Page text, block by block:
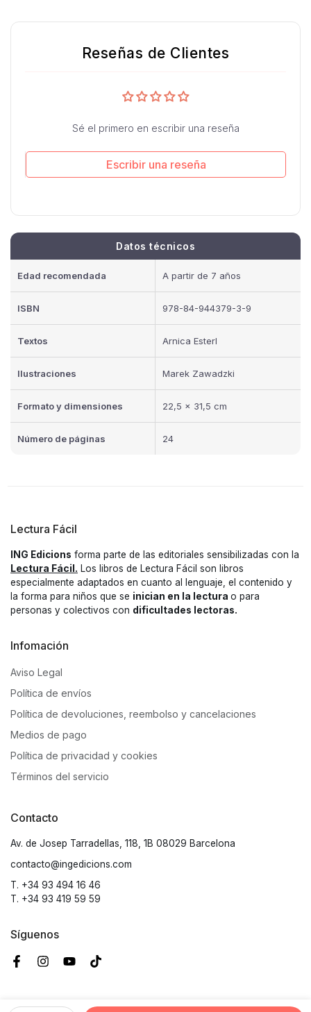
Reseñas de Clientes
Sé el primero en escribir una reseña
Escribir una reseña
Datos técnicos
Edad recomendada A partir de 7 años
ISBN 978-84-944379-3-9
Textos Arnica Esterl
Ilustraciones Marek Zawadzki
Formato y dimensiones 22,5 × 31,5 cm
Número de páginas 24
Lectura Fácil
ING Edicions forma parte de las editoriales sensibilizadas con la
Lectura Fácil. Los libros de Lectura Fácil son libros
especialmente adaptados en cuanto al lenguaje, el contenido y
la forma para niños que se inician en la lectura o para
personas y colectivos con dificultades lectoras.
Infomación
Aviso Legal
Política de envíos
Política de devoluciones, reembolso y cancelaciones
Medios de pago
Política de privacidad y cookies
Términos del servicio
Contacto
Av. de Josep Tarradellas, 118, 1B 08029 Barcelona
contacto@ingedicions.com
T. +34 93 494 16 46
T. +34 93 419 59 59
Síguenos
© 2026 ING EDICIONS